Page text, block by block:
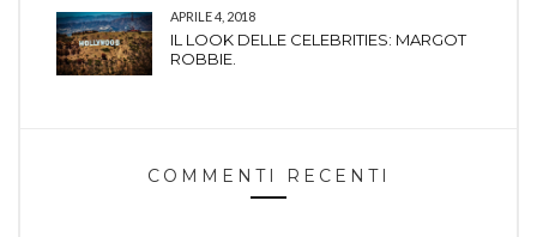
APRILE 4, 2018
IL LOOK DELLE CELEBRITIES: MARGOT
ROBBIE.
COMMENTI RECENTI